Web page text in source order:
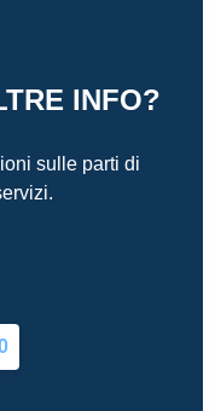
INFO?
sulle parti di